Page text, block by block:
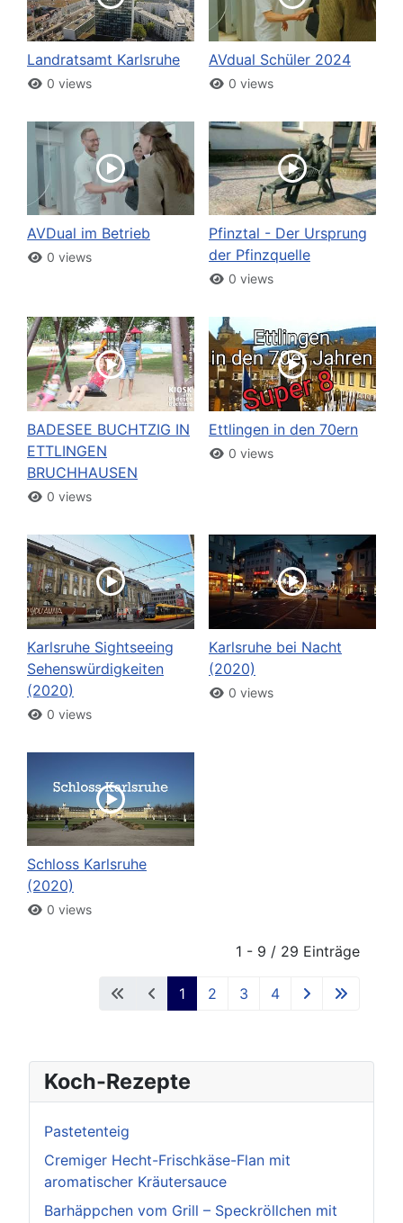
Landratsamt Karlsruhe
0 views
AVdual Schüler 2024
0 views
AVDual im Betrieb
0 views
Pfinztal - Der Ursprung
der Pfinzquelle
0 views
BADESEE BUCHTZIG IN
ETTLINGEN
BRUCHHAUSEN
0 views
Ettlingen in den 70ern
0 views
Karlsruhe Sightseeing
Sehenswürdigkeiten
(2020)
0 views
Karlsruhe bei Nacht
(2020)
0 views
Schloss Karlsruhe
(2020)
0 views
1 - 9 / 29 Einträge
1 2 3 4
Koch-Rezepte
Pastetenteig
Cremiger Hecht-Frischkäse-Flan mit
aromatischer Kräutersauce
Barhäppchen vom Grill – Speckröllchen mit